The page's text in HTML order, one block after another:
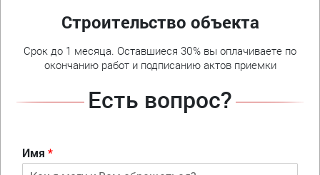
Строительство объекта
Срок до 1 месяца. Оставшиеся 30% вы оплачиваете по
окончанию работ и подписанию актов приемки
Есть вопрос?
Имя *